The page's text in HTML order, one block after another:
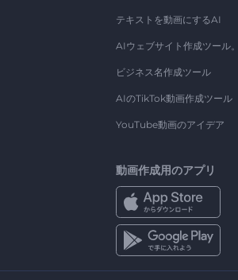
テキストを動画にするAI
AIウェブサイト作成ツール。
ビジネス名作成ツール
AIのTikTok動画作成ツール
YouTube動画のアイデア
動画作成用のアプリ